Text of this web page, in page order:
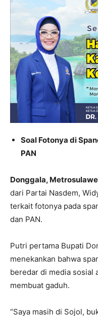
Soal Fotonya di
PAN
Donggala,
dari Partai Nasdem,
terkait fotonya pada
dan PAN.
Putri pertama Bupati
menekankan bahwa
beredar di media sosial
membuat gaduh.
“Saya masih di Sojol,